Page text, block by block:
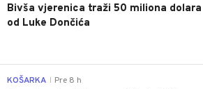
Bivša vjerenica traži 50 miliona dolara
od Luke Dončića
KOŠARKA Pre 8 h